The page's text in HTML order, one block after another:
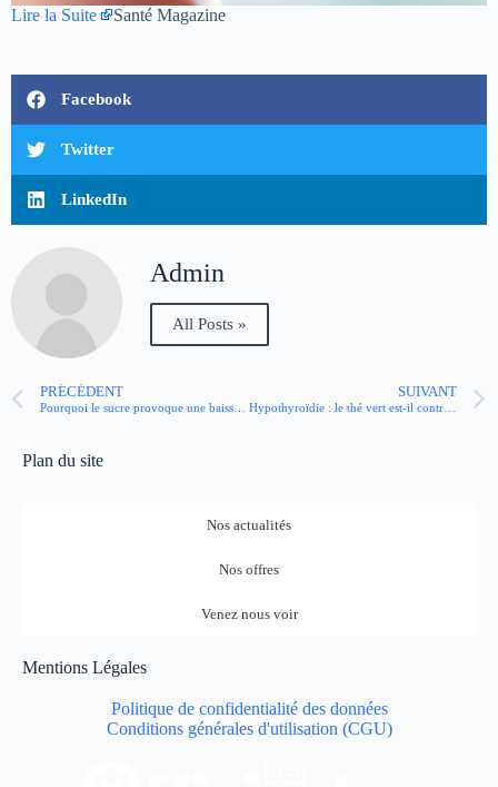
Lire la Suite Santé Magazine
Facebook
Twitter
LinkedIn
Admin
All Posts »
PRÉCÉDENT SUIVANT
Hypothyroïdie : le thé vert est-il contre-indiqué ?
Plan du site
Nos actualités
Nos offres
Venez nous voir
Mentions Légales
Politique de confidentialité des données
Conditions générales d'utilisation (CGU)